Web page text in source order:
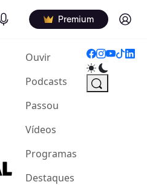
Podcasts Premium Log in
Ouvir(current)
Podcasts
Passou
Vídeos
Programas
Destaques